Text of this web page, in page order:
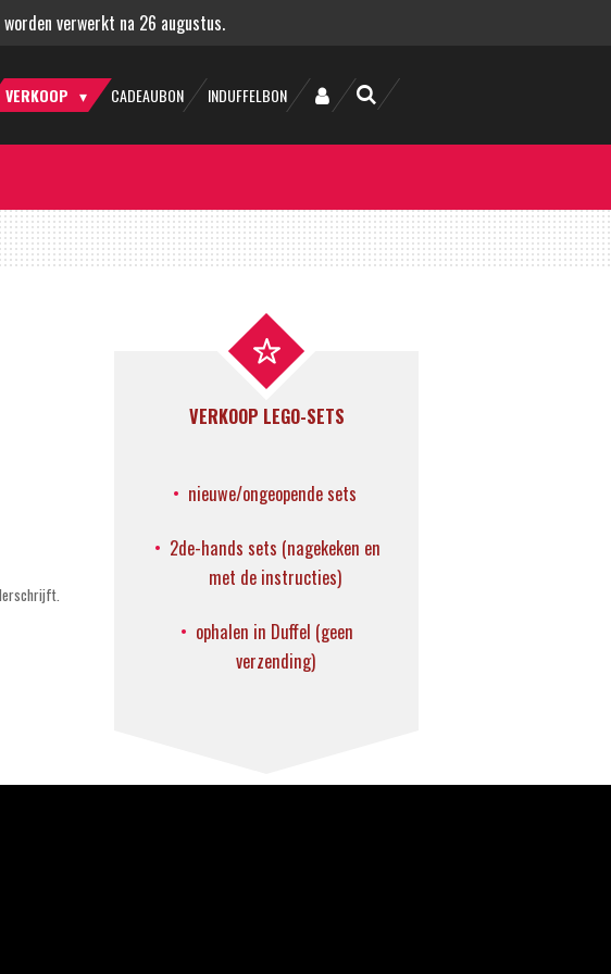
verwerkt na 26 augustus.
VERKOOP CADEAUBON INDUFFELBON
VERKOOP LEGO-SETS
nieuwe/ongeopende sets
2de-hands sets (nagekeken en
met de instructies)
ophalen in Duffel (geen
verzending)